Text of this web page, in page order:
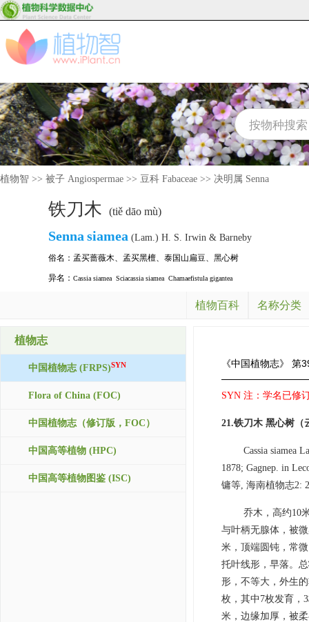
植物智 >> 被子 Angiospermae >> 豆科 Fabaceae >> 决明属 Senna
铁刀木 (tiě dāo mù)
Senna siamea (Lam.) H. S. Irwin & Barneby
俗名： 孟买蔷薇木、 孟买黑檀、 泰国山扁豆、 黑心树
异名： Cassia siamea Sciacassia siamea Chamaefistula gigantea
植物百科 名称分类
植物志
中国植物志 (FRPS)SYN
Flora of China (FOC)
中国植物志（修订版，FOC）
中国高等植物 (HPC)
中国高等植物图鉴 (ISC)
《中国植物志》 第
SYN 注：学名已修
21.铁刀木 黑心树（
Cassia siamea
1878; Gagnep. in
镛等, 海南植物志2:
乔木，高约10
与叶柄无腺体，被
米，顶端圆钝，常
托叶线形，早落。
形，不等大，外生
枚，其中7枚发育，
米，边缘加厚，被